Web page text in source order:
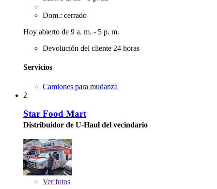
Dom.: cerrado
Hoy abierto de 9 a. m. - 5 p. m.
Devolución del cliente 24 horas
Servicios
Camiones para mudanza
2
Star Food Mart
Distribuidor de U-Haul del vecindario
Verfotos